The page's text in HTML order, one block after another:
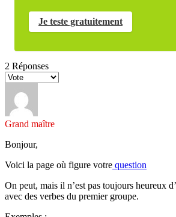
Je teste gratuitement
2 Réponses
Grand maître
Bonjour,
Voici la page où figure votre question
On peut, mais il n’est pas toujours heureux
avec des verbes du premier groupe.